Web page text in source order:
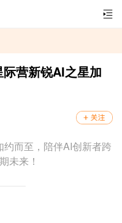
营新锐AI之星加
而至，陪伴AI创新者跨
未来！